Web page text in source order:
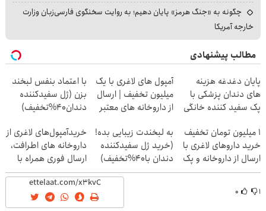
چگونه به «جنگ هرمز» پایان دهیم؛ به روایت سخنگوی فارسی‌زبان وزارت
خارجه آمریکا
مطالب پیشنهادی
پایان دغدغه هزینه
های دندان پزشکی با
پک سفید کننده خانگی
آمپول های لاغری با یک
میلیون تخفیف | ارسال
از داروخانه های معتبر
با اعتماد بنفس لبخند
بزن (ژل سفیدکننده
دندان40%تخفیف)
1 میلیون تومان تخفیف
خرید داروهای لاغری با
ارسال از داروخانه و پک
یخ!
به لبخندت زیبایی بده!
(خرید ژل سفیدکننده
دندان با40%تخفیف)
خریدآمپول‌های لاغری از
داروخانه های اطرافت،
ارسال فوری همراه با
پک یخ!
۱ ۰